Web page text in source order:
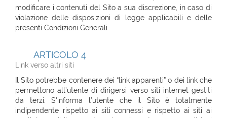
modificare i contenuti del Sito a sua discrezione, in caso di
violazione delle disposizioni di legge applicabili e delle
presenti Condizioni Generali.
ARTICOLO 4
Link verso altri siti
Il Sito potrebbe contenere dei “link apparenti” o dei link che
permettono all’utente di dirigersi verso siti internet gestiti
da terzi. S'informa l’utente che il Sito è totalmente
indipendente rispetto ai siti connessi e rispetto ai siti ai